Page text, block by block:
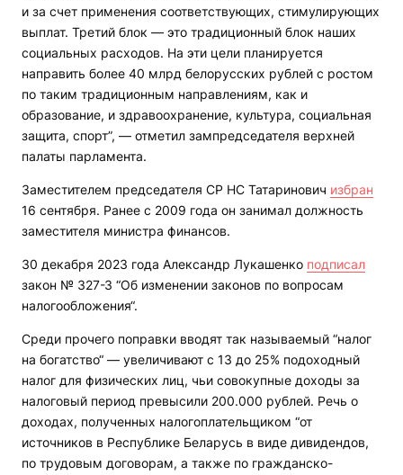
и за счет применения соответствующих, стимулирующих
выплат. Третий блок — это традиционный блок наших
социальных расходов. На эти цели планируется
направить более 40 млрд белорусских рублей с ростом
по таким традиционным направлениям, как и
образование, и здравоохранение, культура, социальная
защита, спорт”, — отметил зампредседателя верхней
палаты парламента.
Заместителем председателя СР НС Татаринович избран
16 сентября. Ранее с 2009 года он занимал должность
заместителя министра финансов.
30 декабря 2023 года Александр Лукашенко подписал
закон № 327-З “Об изменении законов по вопросам
налогообложения“.
Среди прочего поправки вводят так называемый “налог
на богатство“ — увеличивают с 13 до 25% подоходный
налог для физических лиц, чьи совокупные доходы за
налоговый период превысили 200.000 рублей. Речь о
доходах, полученных налогоплательщиком “от
источников в Республике Беларусь в виде дивидендов,
по трудовым договорам, а также по гражданско-